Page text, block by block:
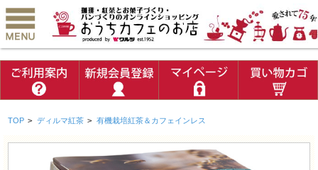
TOP > ディルマ紅茶 > 有機栽培紅茶＆カフェインレス